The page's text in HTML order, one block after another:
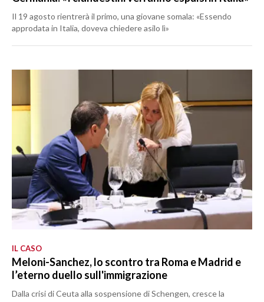
Il 19 agosto rientrerà il primo, una giovane somala: «Essendo
approdata in Italia, doveva chiedere asilo lì»
IL CASO
Meloni-Sanchez, lo scontro tra Roma e Madrid e
l’eterno duello sull'immigrazione
Dalla crisi di Ceuta alla sospensione di Schengen, cresce la